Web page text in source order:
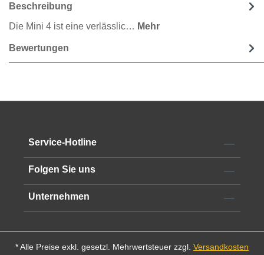
Beschreibung
Die Mini 4 ist eine verlässlic… Mehr
Bewertungen
Service-Hotline
Folgen Sie uns
Unternehmen
* Alle Preise exkl. gesetzl. Mehrwertsteuer zzgl. Versandkosten